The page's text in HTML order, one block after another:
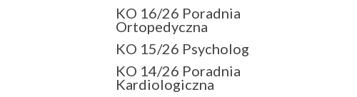
KO 16/26 Poradnia
Ortopedyczna
KO 15/26 Psycholog
KO 14/26 Poradnia
Kardiologiczna